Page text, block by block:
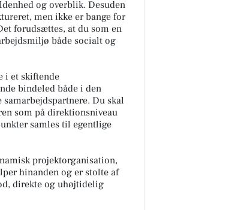
og overblik. Desuden
men ikke er bange for
forudsættes, at du som en
både socialt og
i et skiftende
bindeled både i den
Du skal
som på direktionsniveau
samles til egentlige
projektorganisation,
hinanden og er stolte af
direkte og uhøjtidelig